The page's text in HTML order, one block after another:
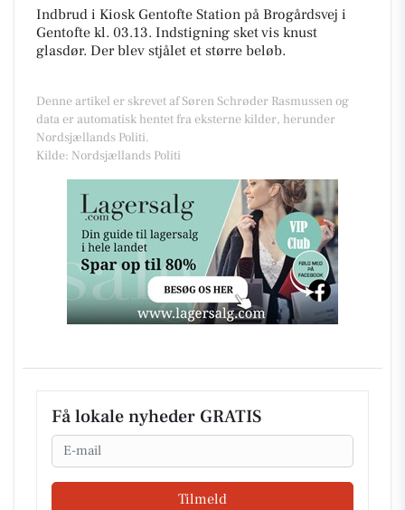
Indbrud i Kiosk Gentofte Station på Brogårdsvej i
Gentofte kl. 03.13. Indstigning sket vis knust
glasdør. Der blev stjålet et større beløb.
Denne artikel er skrevet af Søren Schrøder Rasmussen og
data er automatisk hentet fra eksterne kilder, herunder
Nordsjællands Politi.
Kilde: Nordsjællands Politi
Få lokale nyheder GRATIS
Email
Tilmeld